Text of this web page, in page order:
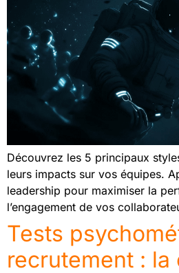
Découvrez les 5 principaux
leurs impacts sur vos équipes.
leadership pour maximiser la
l’engagement de vos
Tests
recrutement : la